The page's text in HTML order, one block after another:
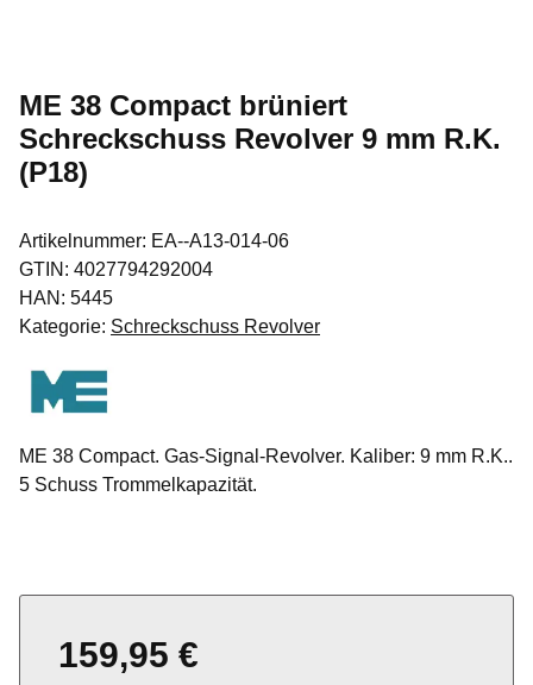
ME 38 Compact brüniert
Schreckschuss Revolver 9 mm R.K.
(P18)
Artikelnummer: EA--A13-014-06
GTIN: 4027794292004
HAN: 5445
Kategorie: Schreckschuss Revolver
ME 38 Compact. Gas-Signal-Revolver. Kaliber: 9 mm R.K..
5 Schuss Trommelkapazität.
159,95 €